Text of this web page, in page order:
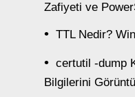
Zafiyeti ve
TTL Nedir?
certutil -dump
Bilgilerini